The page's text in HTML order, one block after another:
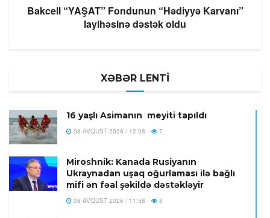
Bakcell “YAŞAT” Fondunun “Hədiyyə Karvanı”
layihəsinə dəstək oldu
XƏBƏR LENTİ
16 yaşlı Asimanın meyiti tapıldı
08 AVQUST 2026 / 12:08 7
Miroshnik: Kanada Rusiyanın
Ukraynadan uşaq oğurlaması ilə bağlı
mifi ən fəal şəkildə dəstəkləyir
08 AVQUST 2026 / 11:58 8